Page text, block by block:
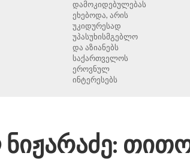
დამოკიდებულებას
ეხებოდა, არის
უკიდურესად
უპასუხისმგებლო
და აზიანებს
საქართველოს
ეროვნულ
ინტერესებს